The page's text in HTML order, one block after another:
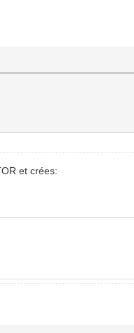
et crées: